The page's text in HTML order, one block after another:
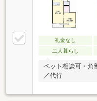
礼金なし
二人暮らし
ペット相談可・角
／代行